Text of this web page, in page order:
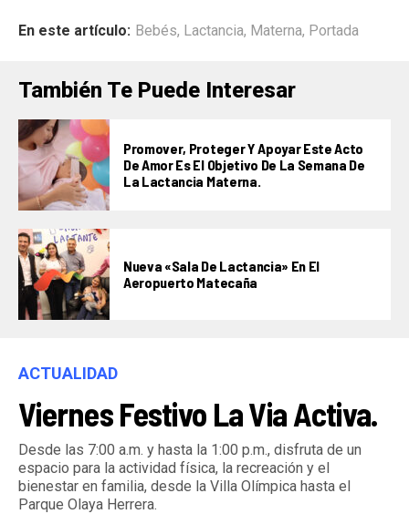
En este artículo: Bebés, Lactancia, Materna, Portada
También Te Puede Interesar
Promover, Proteger Y Apoyar Este Acto
De Amor Es El Objetivo De La Semana De
La Lactancia Materna.
Nueva «Sala De Lactancia» En El
Aeropuerto Matecaña
ACTUALIDAD
Viernes Festivo La Via Activa.
Desde las 7:00 a.m. y hasta la 1:00 p.m., disfruta de un
espacio para la actividad física, la recreación y el
bienestar en familia, desde la Villa Olímpica hasta el
Parque Olaya Herrera.